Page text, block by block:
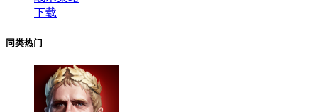
下载
同类热门